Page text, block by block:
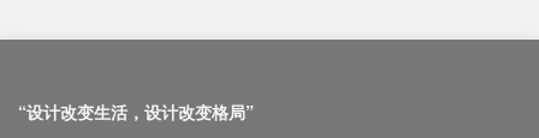
“设计改变生活，设计改变格局”